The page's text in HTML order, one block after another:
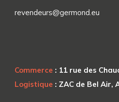
revendeurs@germond.eu
Commerce : 11 rue des
Logistique : ZAC de Bel Air,